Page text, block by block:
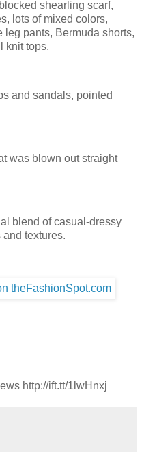
shearling scarf,
lots of mixed colors,
leg pants, Bermuda shorts,
knit tops.
and sandals, pointed
was blown out straight
blend of casual-dressy
textures.
http://ift.tt/1lwHnxj